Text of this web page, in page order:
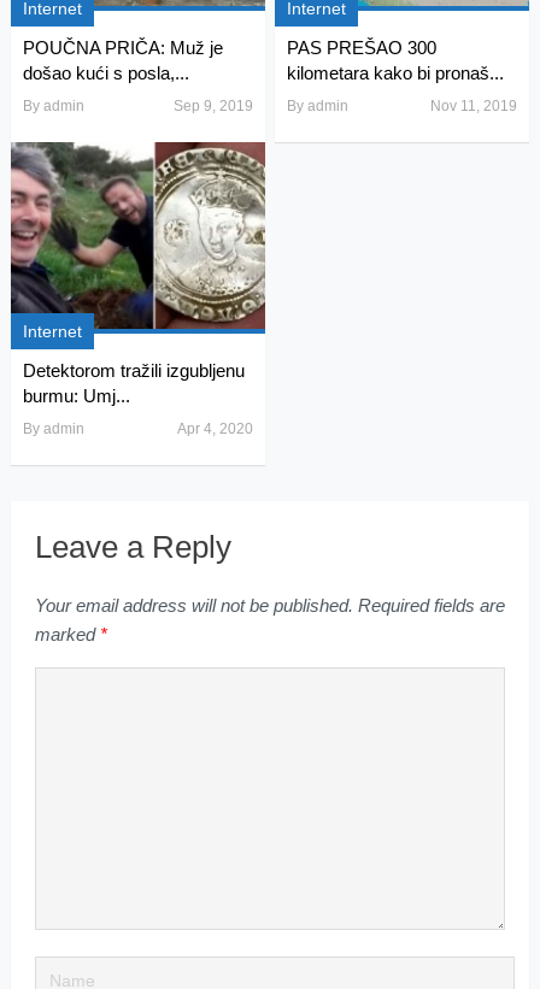
Internet
POUČNA PRIČA: Muž je
došao kući s posla,...
By admin Sep 9, 2019
Internet
PAS PREŠAO 300
kilometara kako bi pronaš...
Byadmin Nov 11, 2019
Internet
Detektorom tražili izgubljenu
burmu: Umj...
By admin Apr 4, 2020
Leave a Reply
Your email address will not be published. Required fields are
marked *